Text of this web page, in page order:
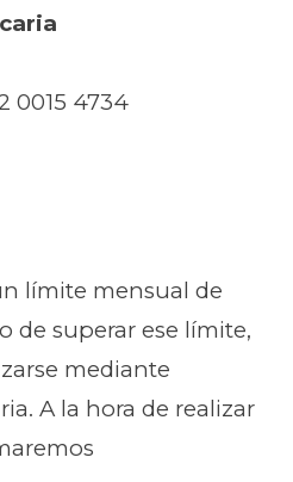
0015 4734
límite mensual de
de superar ese límite,
mediante
A la hora de realizar